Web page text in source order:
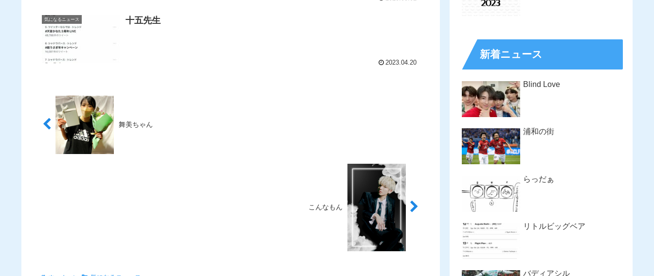
気になるニュース 十五先生
2023.04.20
舞美ちゃん
こんなもん
新着ニュース
Blind Love
浦和の街
らっだぁ
リトルビッグベア
バディアシル